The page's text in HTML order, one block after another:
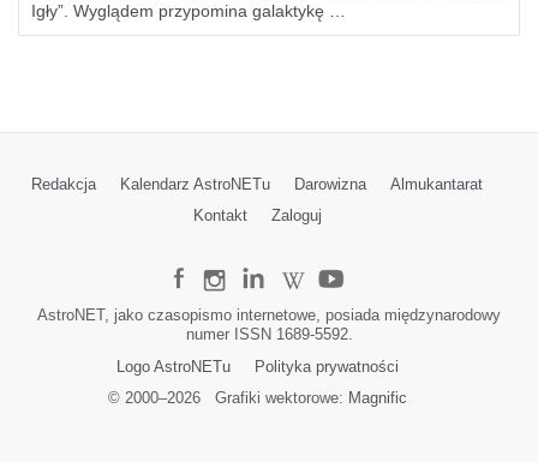
Igły”. Wyglądem przypomina galaktykę …
Redakcja Kalendarz AstroNETu Darowizna
Almukantarat
Kontakt
Zaloguj
AstroNET, jako czasopismo internetowe, posiada międzynarodowy
numer ISSN 1689-5592.
Logo AstroNETu
Polityka prywatności
© 2000–2026Grafiki wektorowe: Magnific